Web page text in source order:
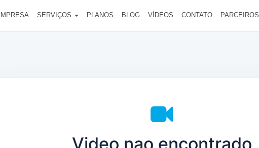
SERVIÇOS PLANOS BLOG VÍDEOS CONTATO PARCEIROS
Video nao encontrado